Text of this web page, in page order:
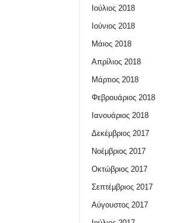
Ιούλιος 2018
Ιούνιος 2018
Μάιος 2018
Απρίλιος 2018
Μάρτιος 2018
Φεβρουάριος 2018
Ιανουάριος 2018
Δεκέμβριος 2017
Νοέμβριος 2017
Οκτώβριος 2017
Σεπτέμβριος 2017
Αύγουστος 2017